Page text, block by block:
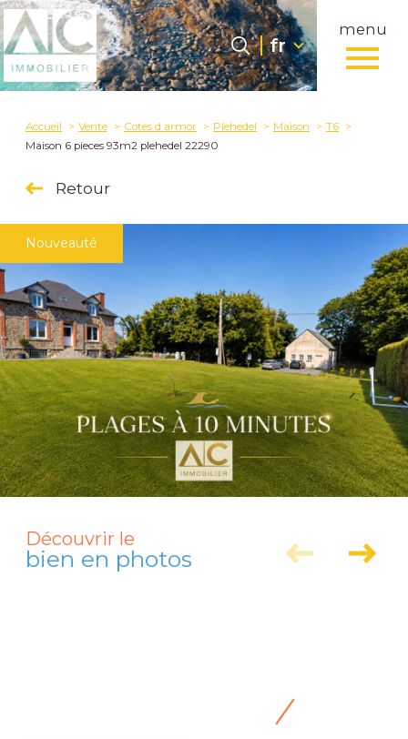
menu
Langue
fr
Accueil 0 Langue
fr
Accueil Vente Cotes d armor Plehedel Maison
T6
Maison 6 pieces 93m2 plehedel 22290
Retour
Nouveauté
Découvrir le
bien en photos